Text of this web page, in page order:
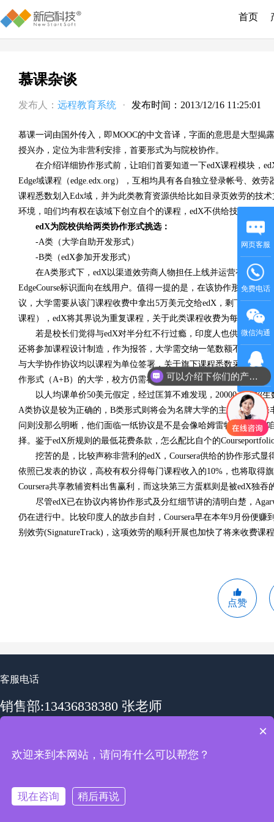
首页
慕课杂谈
发布人： 远程教育系统 · 发布时间：2013/12/16 11:25:01
慕课一词由国外传入，即MOOC的中文音译，字面的意思是大型揭
授兴办，定位为非营利安排，首要形式为与院校协作。
在介绍详细协作形式前，让咱们首要知道一下edX课程模块，
Edge域课程（edge.edx.org），互相均具有各自独立登录帐号、效
课程悉数划入Edx域，并为此类教育资源供给比如目录页效劳的技
环境，咱们均有权在该域下创立自个的课程，edX不供给技术支持
edX为院校供给两类协作形式挑选：
-A类（大学自助开发形式）
-B类（edX参加开发形式）
在A类形式下，edX以渠道效劳商人物担任上线并运营有大学所
EdgeCourse标识面向在线用户。值得一提的是，在该协作形式下
议，大学需要从该门课程收费中拿出5万美元交给edX，剩下收入
课程），edX将其界说为重复课程，关于此类课程收费为每半年1
若是校长们觉得与edX对半分红不行过瘾，印度人也供给更高返
还将参加课程设计制造，作为报答，大学需交纳一笔数额不菲的出
与大学协作协议均以课程为单位签署，关于旗下课程悉数采纳B类
作形式（A+B）的大学，校方仍需在缴齐一切A类课程最低花费后
以人均课单价50美元假定，经过匡算不难发现，20000人的招生
A类协议是较为正确的，B类形式则将会为名牌大学的主力课程带
问则没那么明晰，他们面临一纸协议是不是会像哈姆雷特般纠结，
择。鉴于edX所规则的最低花费条款，怎么配比自个的
挖苦的是，比较声称非营利的edX，Coursera供给的协作形式显
依照已发表的协议，高校有权分得每门课程收入的10%，也将取得
Coursera共享教辅资料出售赢利，而这块第三方蛋糕则是被edX独吞
尽管edX已在协议内将协作形式及分红细节讲的清明白楚，
仍在进行中。比较印度人的故步自封，Coursera早在本年9月份便
别效劳(SignatureTrack)，这项效劳的顺利开展也加快了将来收费课
点赞
客服电话
销售部:13436838380 张老师
工作时间：周一至周五 09:00-18:00
网页客服
免费电话
微信沟通
QQ客服
可以介绍下你们的产品么
×
欢迎来到本网站，请问有什么可以帮您？
现在咨询 稍后再说